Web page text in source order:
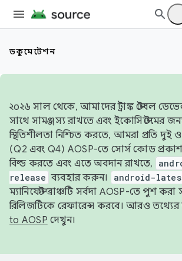
ডকুমেন্টেশন
২০২৬ সাল থেকে, আমাদের ট্রাঙ্ক স্টেবল
সাথে সামঞ্জস্য রাখতে এবং ইকোসিস্টেমের
স্থিতিশীলতা নিশ্চিত করতে, আমরা প্রতি দুই ও
(Q2 এবং Q4) AOSP-তে সোর্স কোড
বিল্ড করতে এবং এতে অবদান রাখতে,
release ব্যবহার করুন। android-
ম্যানিফেস্ট ব্রাঞ্চটি সর্বদা AOSP-তে পুশ করা
রিলিজটিকে রেফারেন্স করবে। আরও তথ্যের
to AOSP দেখুন।